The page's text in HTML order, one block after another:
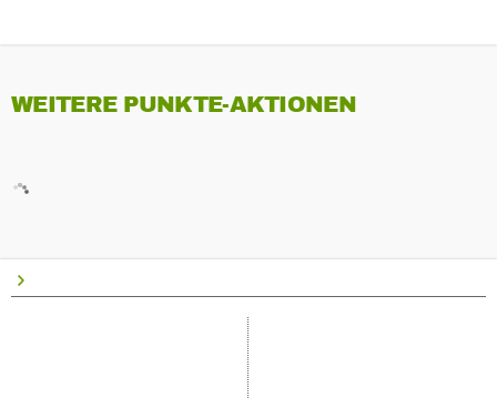
WEITERE PUNKTE-AKTIONEN